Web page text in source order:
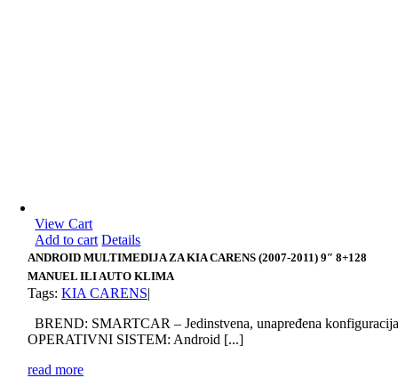
View Cart
Add to cart Details
ANDROID MULTIMEDIJA ZA KIA CARENS (2007-2011) 9″ 8+128
MANUEL ILI AUTO KLIMA
Tags:KIA CARENS|
BREND: SMARTCAR – Jedinstvena, unapređena
OPERATIVNI SISTEM: Android [...]
read more